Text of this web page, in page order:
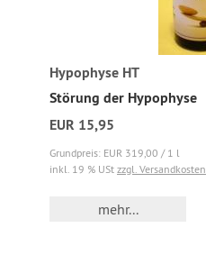
Hypophyse HT
Störung der Hypophyse
EUR 15,95
Grundpreis: EUR 319,00 / 1 l
inkl. 19 % USt zzgl. Versandkosten
mehr...